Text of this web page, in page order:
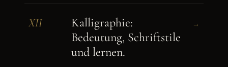
XII
Kalligraphie:
Bedeutung, Schriftstile
und lernen.
→